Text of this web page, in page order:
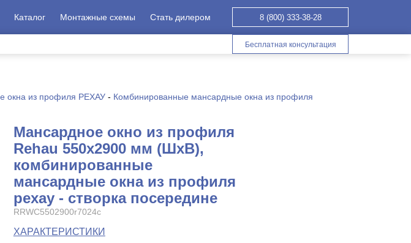
Каталог Монтажные схемы Стать дилером 8 (800) 333-38-28
Бесплатная консультация
окна из профиля РЕХАУ - Комбинированные мансардные окна из профиля
Мансардное окно из профиля
Rehau 550x2900 мм (ШхВ),
комбинированные
мансардные окна из профиля
рехау - створка посередине
RRWC5502900r7024c
ХАРАКТЕРИСТИКИ